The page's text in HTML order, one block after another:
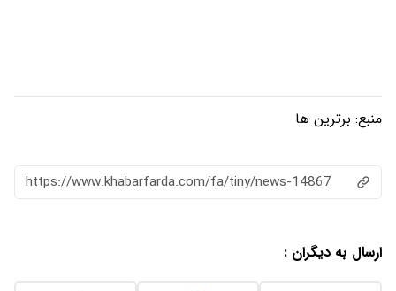
منبع: برترین ها
https://www.khabarfarda.com/fa/tiny/news-14867
ارسال به دیگران :